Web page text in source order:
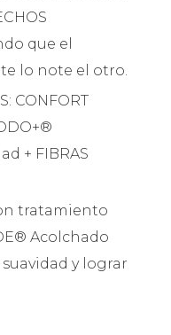
que el
lo note el otro.
CONFORT
+ FIBRAS
tratamiento
Acolchado
y lograr